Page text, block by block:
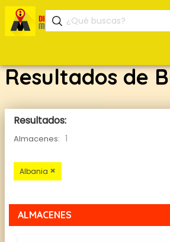
Resultados de
Resultados:
Almacenes: 1
Albania ×
ALMACENES